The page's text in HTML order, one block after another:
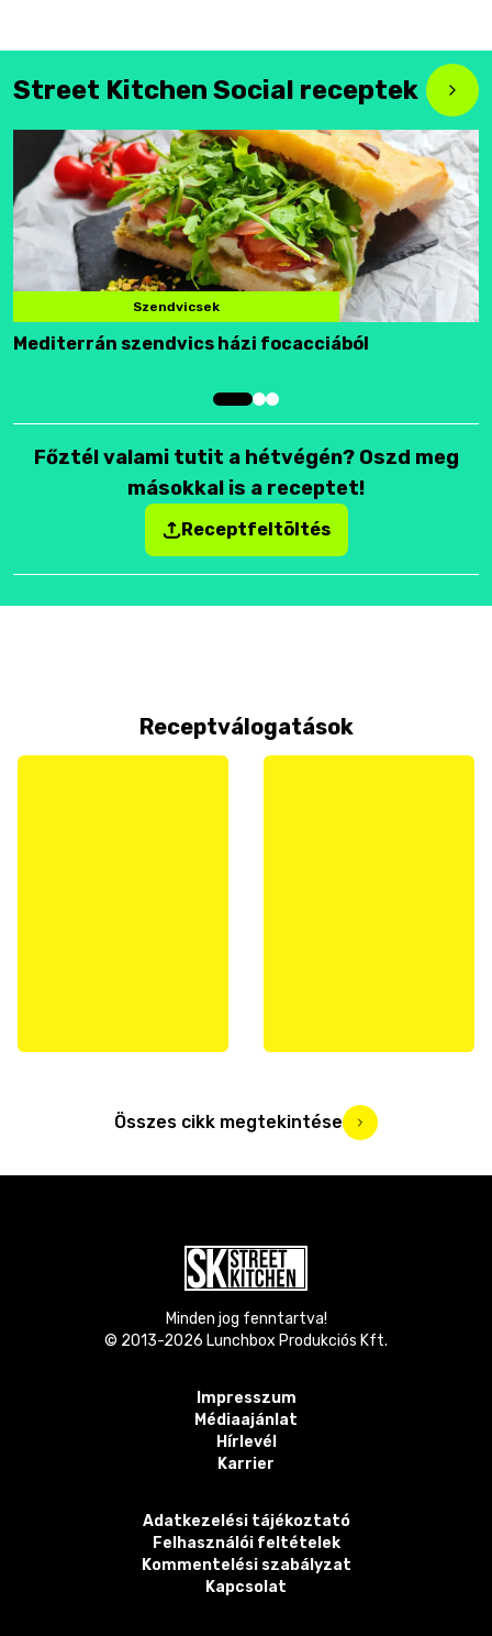
Street Kitchen Social receptek
Szendvicsek
Mediterrán szendvics házi focacciából
Főztél valami tutit a hétvégén? Oszd meg
másokkal is a receptet!
Receptfeltöltés
Receptválogatások
Összes cikk megtekintése
Minden jog fenntartva!
© 2013-2026 Lunchbox Produkciós Kft.
Impresszum
Médiaajánlat
Hírlevél
Karrier
Adatkezelési tájékoztató
Felhasználói feltételek
Kommentelési szabályzat
Kapcsolat